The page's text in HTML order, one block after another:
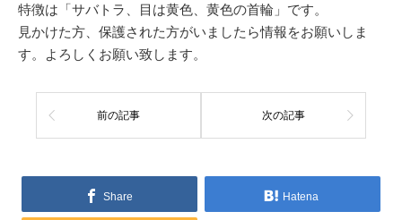
特徴は「サバトラ、目は黄色、黄色の首輪」です。
見かけた方、保護された方がいましたら情報をお願いしま
す。よろしくお願い致します。
前の記事 次の記事
Share Hatena